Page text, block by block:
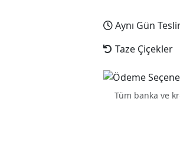
Aynı Gün
Taze Çiçekler
Tüm banka ve